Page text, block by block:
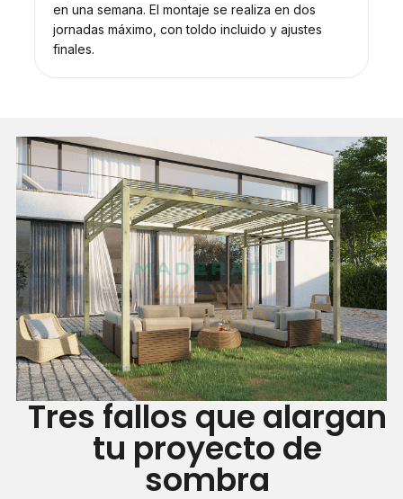
en una semana. El montaje se realiza en dos
jornadas máximo, con toldo incluido y ajustes
finales.
Tres fallos que alargan
tu proyecto de
sombra